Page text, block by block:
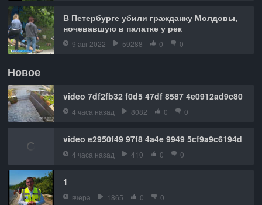
В Петербурге убили гражданку Молдовы,
ночевавшую в палатке у рек
9 авг 2022 59288 0 0
Новое
video 7df2fb32 f0d5 47df 8587 4e0912ad9c80
4 часа назад 8082 0 0
video e2950f49 97f8 4a4e 9949 5cf9a9c6194d
4 часа назад 410 0 0
1
вчера 1865 0 0